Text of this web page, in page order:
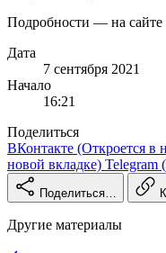
Подробности — на сайте
Дата
7 сентября 2021
Начало
16:21
Поделиться
ВКонтакте (Откроется в
новой вкладке) Telegram
Поделиться…
Другие материалы